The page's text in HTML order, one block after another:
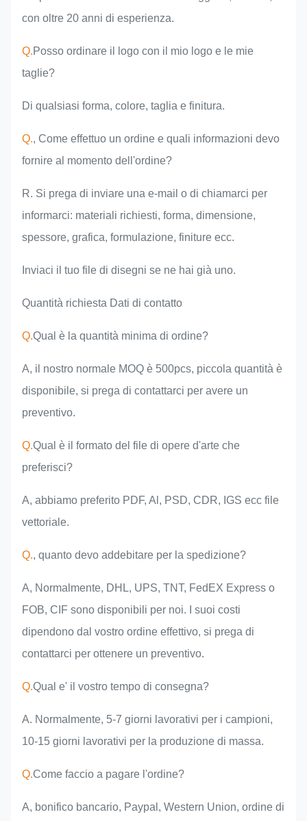
con oltre 20 anni di esperienza.
Q.Posso ordinare il logo con il mio logo e le mie
taglie?
Di qualsiasi forma, colore, taglia e finitura.
Q., Come effettuo un ordine e quali informazioni devo
fornire al momento dell'ordine?
R. Si prega di inviare una e-mail o di chiamarci per
informarci: materiali richiesti, forma, dimensione,
spessore, grafica, formulazione, finiture ecc.
Inviaci il tuo file di disegni se ne hai già uno.
Quantità richiesta Dati di contatto
Q.Qual è la quantità minima di ordine?
A, il nostro normale MOQ è 500pcs, piccola quantità è
disponibile, si prega di contattarci per avere un
preventivo.
Q.Qual è il formato del file di opere d'arte che
preferisci?
A, abbiamo preferito PDF, Al, PSD, CDR, IGS ecc file
vettoriale.
Q., quanto devo addebitare per la spedizione?
A, Normalmente, DHL, UPS, TNT, FedEX Express o
FOB, CIF sono disponibili per noi. I suoi costi
dipendono dal vostro ordine effettivo, si prega di
contattarci per ottenere un preventivo.
Q.Qual e' il vostro tempo di consegna?
A. Normalmente, 5-7 giorni lavorativi per i campioni,
10-15 giorni lavorativi per la produzione di massa.
Q.Come faccio a pagare l'ordine?
A, bonifico bancario, Paypal, Western Union, ordine di